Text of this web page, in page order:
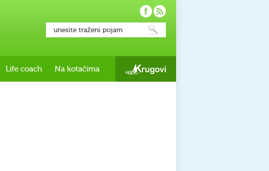
Life coach Na kotačima